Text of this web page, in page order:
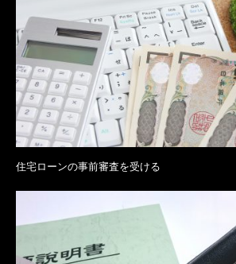
住宅ローンの事前審査を受ける